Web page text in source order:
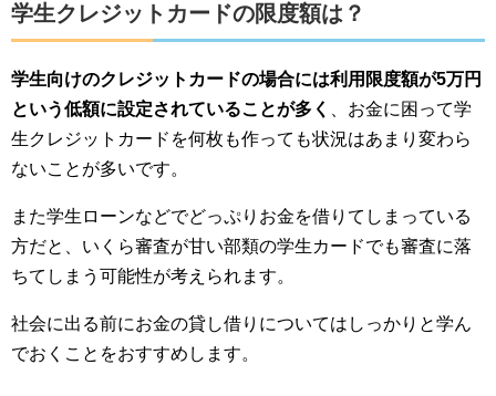
学生クレジットカードの限度額は？
学生向けのクレジットカードの場合には利用限度額が5万円
という低額に設定されていることが多く 、お金に困って学
生クレジットカードを何枚も作っても状況はあまり変わら
ないことが多いです。
また学生ローンなどでどっぷりお金を借りてしまっている
方だと、いくら審査が甘い部類の学生カードでも審査に落
ちてしまう可能性が考えられます。
社会に出る前にお金の貸し借りについてはしっかりと学ん
でおくことをおすすめします。